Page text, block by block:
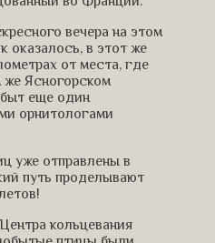
вечера на этом
оказалось, в этот же
от места, где
Ясногорском
еще один
орнитологами
уже отправлены в
путь проделывают
кольцевания